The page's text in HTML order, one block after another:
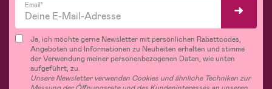
Email*
Ja, ich möchte gerne Newsletter mit persönlichen Rabattcodes,
Angeboten und Informationen zu Neuheiten erhalten und stimme
der Verwendung meiner personenbezogenen Daten, wie unten
aufgeführt, zu.
Unsere Newsletter verwenden Cookies und ähnliche Techniken zur